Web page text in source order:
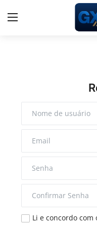
Cursos
Simuladores
Wealth
Histórias
Contato
Li e concordo com